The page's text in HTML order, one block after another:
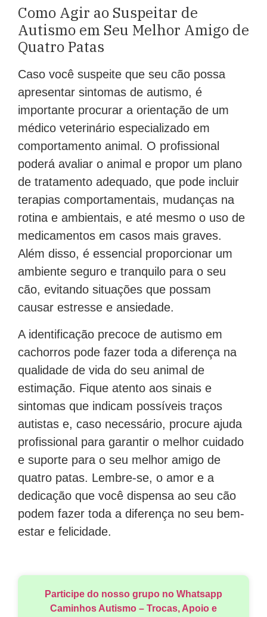
Como Agir ao Suspeitar de
Autismo em Seu Melhor Amigo de
Quatro Patas
Caso você suspeite que seu cão possa
apresentar sintomas de autismo, é
importante procurar a orientação de um
médico veterinário especializado em
comportamento animal. O profissional
poderá avaliar o animal e propor um plano
de tratamento adequado, que pode incluir
terapias comportamentais, mudanças na
rotina e ambientais, e até mesmo o uso de
medicamentos em casos mais graves.
Além disso, é essencial proporcionar um
ambiente seguro e tranquilo para o seu
cão, evitando situações que possam
causar estresse e ansiedade.
A identificação precoce de autismo em
cachorros pode fazer toda a diferença na
qualidade de vida do seu animal de
estimação. Fique atento aos sinais e
sintomas que indicam possíveis traços
autistas e, caso necessário, procure ajuda
profissional para garantir o melhor cuidado
e suporte para o seu melhor amigo de
quatro patas. Lembre-se, o amor e a
dedicação que você dispensa ao seu cão
podem fazer toda a diferença no seu bem-
estar e felicidade.
Participe do nosso grupo no Whatsapp
Caminhos Autismo – Trocas, Apoio e